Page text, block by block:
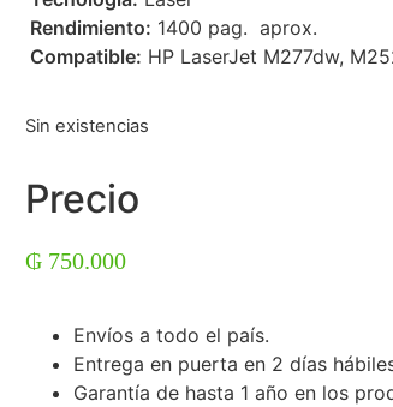
 Rendimiento: 1400 pag. aprox.
 Compatible: HP LaserJet M277dw,
Sin existencias
Precio
₲ 750.000
Envíos a todo el país.
Entrega en puerta en 2 días
Garantía de hasta 1 año en los